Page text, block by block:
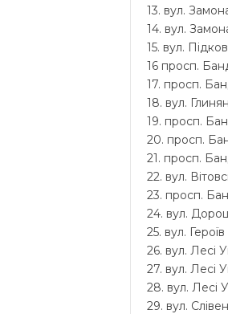
13. вул.
14. вул.
15. вул.
16 просп.
17. просп.
18. вул.
19. просп.
20. просп.
21. просп.
22. вул.
23. просп.
24. вул.
25. вул.
26. вул. Лесі
27. вул. Лесі
28. вул. Лесі
29. вул.